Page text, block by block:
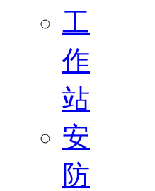
工
作
站
安
防